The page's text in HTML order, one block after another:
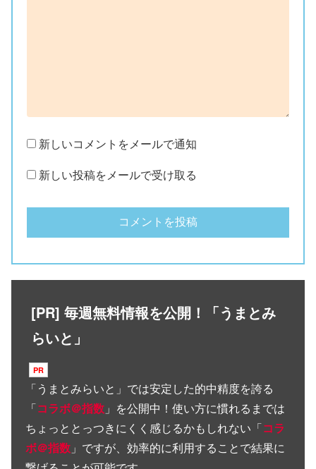
新しいコメントをメールで通知
新しい投稿をメールで受け取る
[PR] 毎週無料情報を公開！「うまとみ
らいと」
「うまとみらいと 」では安定した的中精度を誇る
「コラボ＠指数 」を公開中！使い方に慣れるまでは
ちょっととっつきにくく感じるかもしれない「コラ
ボ＠指数 」ですが、効率的に利用することで結果に